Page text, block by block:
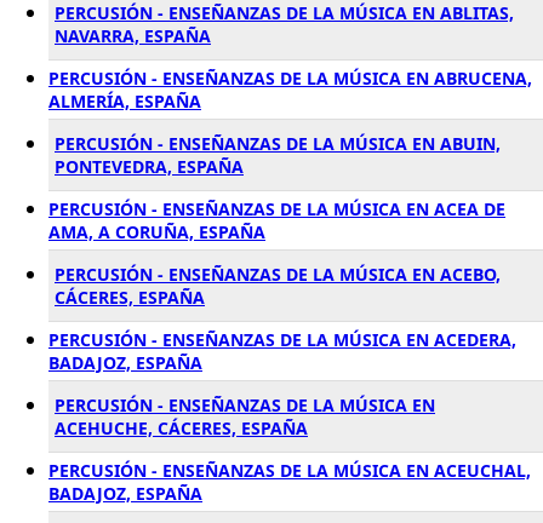
PERCUSIÓN - ENSEÑANZAS DE LA MÚSICA EN ABLITAS,
NAVARRA, ESPAÑA
PERCUSIÓN - ENSEÑANZAS DE LA MÚSICA EN ABRUCENA,
ALMERÍA, ESPAÑA
PERCUSIÓN - ENSEÑANZAS DE LA MÚSICA EN ABUIN,
PONTEVEDRA, ESPAÑA
PERCUSIÓN - ENSEÑANZAS DE LA MÚSICA EN ACEA DE
AMA, A CORUÑA, ESPAÑA
PERCUSIÓN - ENSEÑANZAS DE LA MÚSICA EN ACEBO,
CÁCERES, ESPAÑA
PERCUSIÓN - ENSEÑANZAS DE LA MÚSICA EN ACEDERA,
BADAJOZ, ESPAÑA
PERCUSIÓN - ENSEÑANZAS DE LA MÚSICA EN
ACEHUCHE, CÁCERES, ESPAÑA
PERCUSIÓN - ENSEÑANZAS DE LA MÚSICA EN ACEUCHAL,
BADAJOZ, ESPAÑA